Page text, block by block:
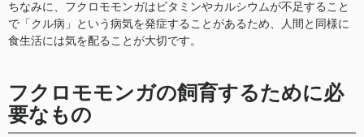
ちなみに、フクロモモンガはビタミンやカルシウムが不足すること
で「クル病」という病気を発症することがあるため、人間と同様に
食生活には気を配ることが大切です。
フクロモモンガの飼育するために必
要なもの